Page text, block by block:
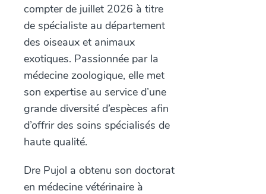
compter de juillet 2026 à titre
de spécialiste au département
des oiseaux et animaux
exotiques. Passionnée par la
médecine zoologique, elle met
son expertise au service d’une
grande diversité d’espèces afin
d’offrir des soins spécialisés de
haute qualité.
Dre Pujol a obtenu son doctorat
en médecine vétérinaire à